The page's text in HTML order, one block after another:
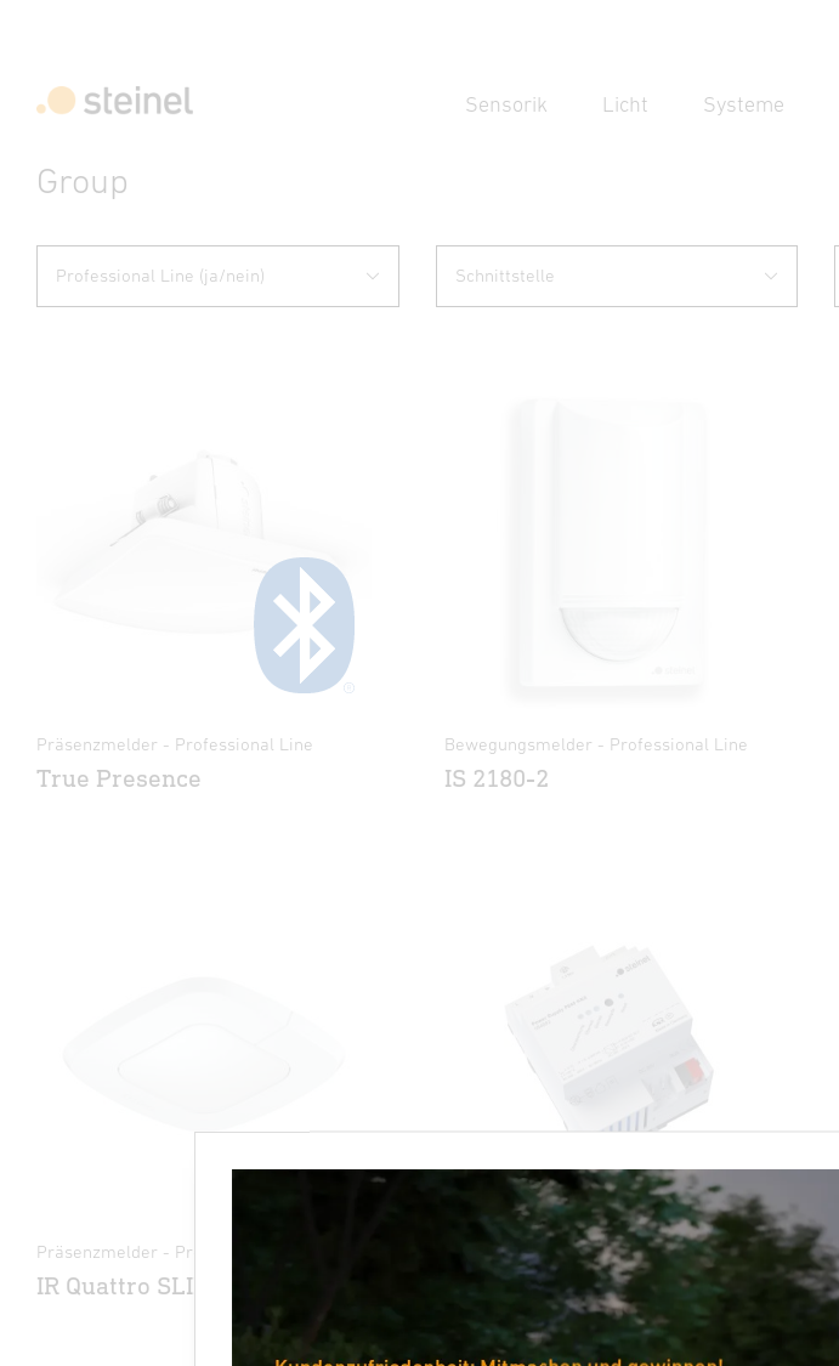
Sensorik Licht Systeme
Group
Professional Line (ja/nein) Schnittstelle
Präsenzmelder - Professional Line
True Presence
Bewegungsmelder - Professional Line
IS 2180-2
Präsenzmelder - Professional Line
IR Quattro SLIM XS 4m
Systemkomponenten - Professional Line
P640 KNX
Spannungsversorgung